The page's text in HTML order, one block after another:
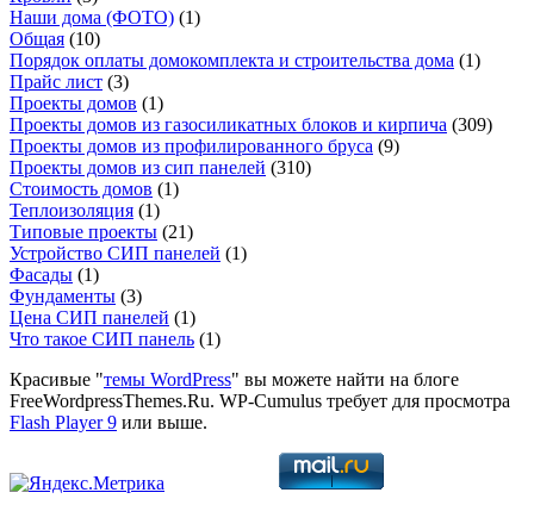
Наши дома (ФОТО) (1)
Общая (10)
Порядок оплаты домокомплекта и строительства дома (1)
Прайс лист (3)
Проекты домов (1)
Проекты домов из газосиликатных блоков и кирпича (309)
Проекты домов из профилированного бруса (9)
Проекты домов из сип панелей (310)
Стоимость домов (1)
Теплоизоляция (1)
Типовые проекты (21)
Устройство СИП панелей (1)
Фасады (1)
Фундаменты (3)
Цена СИП панелей (1)
Что такое СИП панель (1)
Красивые "темы WordPress" вы можете найти на блоге
FreeWordpressThemes.Ru. WP-Cumulus требует для просмотра
Flash Player 9 или выше.